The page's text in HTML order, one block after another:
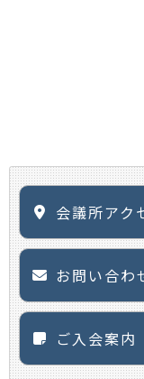
会議所アク
お問い合わ
ご入会案内